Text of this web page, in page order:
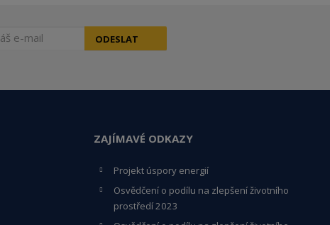
ODESLAT
ZAJÍMAVÉ ODKAZY
Projekt úspory energií
Osvědčení o podílu na zlepšení životního
prostředí 2023